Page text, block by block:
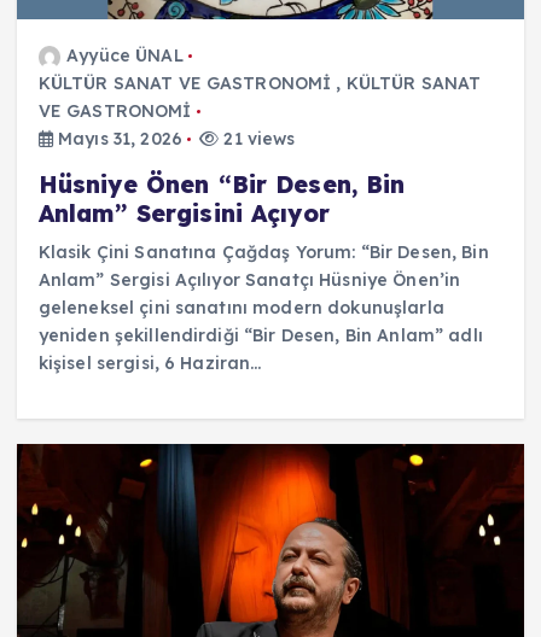
Ayyüce ÜNAL
KÜLTÜR SANAT VE GASTRONOMİ , KÜLTÜR SANAT
VE GASTRONOMİ
Mayıs 31, 2026
21 views
Hüsniye Önen “Bir Desen, Bin
Anlam” Sergisini Açıyor
Klasik Çini Sanatına Çağdaş Yorum: “Bir Desen, Bin
Anlam” Sergisi Açılıyor Sanatçı Hüsniye Önen’in
geleneksel çini sanatını modern dokunuşlarla
yeniden şekillendirdiği “Bir Desen, Bin Anlam” adlı
kişisel sergisi, 6 Haziran…